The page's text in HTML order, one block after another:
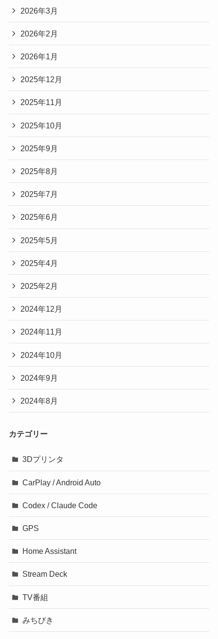
2026年3月
2026年2月
2026年1月
2025年12月
2025年11月
2025年10月
2025年9月
2025年8月
2025年7月
2025年6月
2025年5月
2025年4月
2025年2月
2024年12月
2024年11月
2024年10月
2024年9月
2024年8月
カテゴリー
3Dプリンタ
CarPlay / Android Auto
Codex / Claude Code
GPS
Home Assistant
Stream Deck
TV番組
みちびき